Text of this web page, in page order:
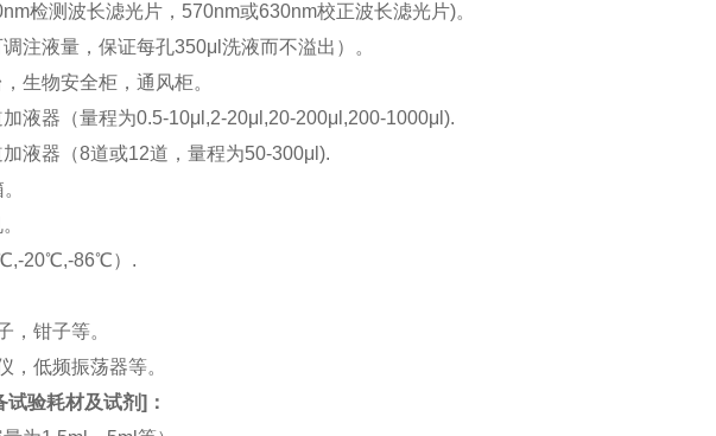
检测波长滤光片，570nm或630nm校正波长滤光片)。
注液量，保证每孔350μl洗液而不溢出）。
生物安全柜，通风柜。
液器（量程为0.5-10μl,2-20μl,20-200μl,200-1000μl).
液器（8道或12道，量程为50-300μl).
20℃,-86℃）.
，钳子等。
，低频振荡器等。
试验耗材及试剂]：